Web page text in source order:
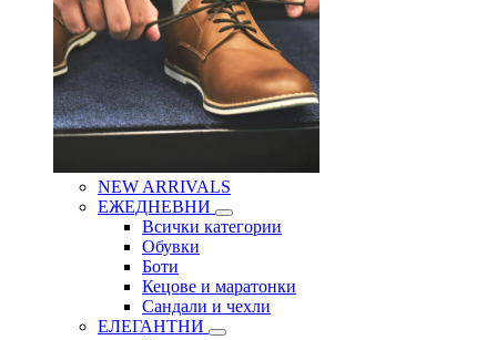
NEW ARRIVALS
ЕЖЕДНЕВНИ
Всички категории
Обувки
Боти
Кецове и маратонки
Сандали и чехли
ЕЛЕГАНТНИ